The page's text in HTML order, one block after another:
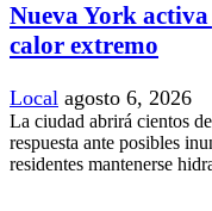
Nueva York
calor extremo
Local agosto 6, 2026
La ciudad abrirá cientos
respuesta ante posibles
residentes mantenerse